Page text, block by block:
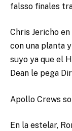
falsso finales
Chris Jericho
con una planta
suyo ya que el
Dean le pega
Apollo Crews
En la estelar,